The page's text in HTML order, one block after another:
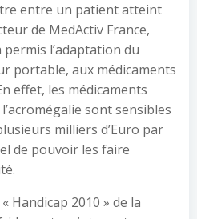
entre un patient atteint
de MedActiv France,
l’adaptation du
portable, aux médicaments
effet, les médicaments
sont sensibles
milliers d’Euro par
de pouvoir les faire
Handicap 2010 » de la